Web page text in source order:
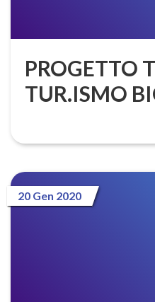
PROGETTO
TUR.ISMO
20 Gen 2020